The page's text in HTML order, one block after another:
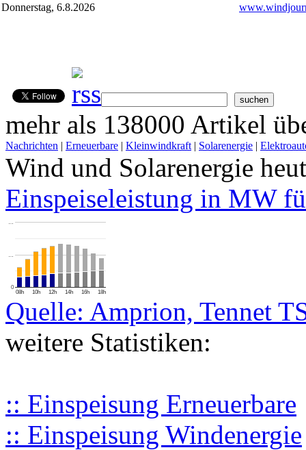
Donnerstag, 6.8.2026
mehr als 138000 Artikel
Nachrichten | Erneuerbare | Kleinwindkraft | Solarenergie |
Wind und Solarenergie
Einspeiseleistung in MW
08h 10h 12h 14h 16h 18h
0
…
…
Quelle: Amprion, Tennet
weitere Statistiken:
:: Einspeisung Erneuerbare
:: Einspeisung Windenergie